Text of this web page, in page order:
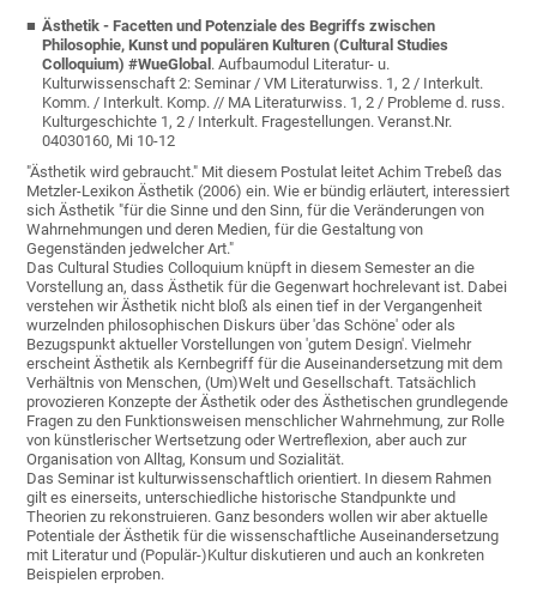
Ästhetik - Facetten und Potenziale des Begriffs zwischen
Philosophie, Kunst und populären Kulturen (Cultural Studies
Colloquium) #WueGlobal .Aufbaumodul Literatur- u.
Kulturwissenschaft 2: Seminar / VM Literaturwiss. 1, 2 / Interkult.
Komm. / Interkult. Komp. // MA Literaturwiss. 1, 2 / Probleme d. russ.
Kulturgeschichte 1, 2 / Interkult. Fragestellungen.Veranst.Nr.
04030160, Mi 10-12
"Ästhetik wird gebraucht." Mit diesem Postulat leitet Achim Trebeß das
Metzler-Lexikon Ästhetik (2006) ein. Wie er bündig erläutert, interessiert
sich Ästhetik "für die Sinne und den Sinn, für die Veränderungen von
Wahrnehmungen und deren Medien, für die Gestaltung von
Gegenständen jedwelcher Art."
Das Cultural Studies Colloquium knüpft in diesem Semester an die
Vorstellung an, dass Ästhetik für die Gegenwart hochrelevant ist. Dabei
verstehen wir Ästhetik nicht bloß als einen tief in der Vergangenheit
wurzelnden philosophischen Diskurs über 'das Schöne' oder als
Bezugspunkt aktueller Vorstellungen von 'gutem Design'. Vielmehr
erscheint Ästhetik als Kernbegriff für die Auseinandersetzung mit dem
Verhältnis von Menschen, (Um)Welt und Gesellschaft. Tatsächlich
provozieren Konzepte der Ästhetik oder des Ästhetischen grundlegende
Fragen zu den Funktionsweisen menschlicher Wahrnehmung, zur Rolle
von künstlerischer Wertsetzung oder Wertreflexion, aber auch zur
Organisation von Alltag, Konsum und Sozialität.
Das Seminar ist kulturwissenschaftlich orientiert. In diesem Rahmen
gilt es einerseits, unterschiedliche historische Standpunkte und
Theorien zu rekonstruieren. Ganz besonders wollen wir aber aktuelle
Potentiale der Ästhetik für die wissenschaftliche Auseinandersetzung
mit Literatur und (Populär-)Kultur diskutieren und auch an konkreten
Beispielen erproben.